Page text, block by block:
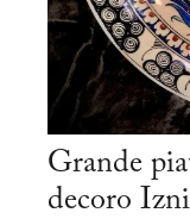
Grande
decoro